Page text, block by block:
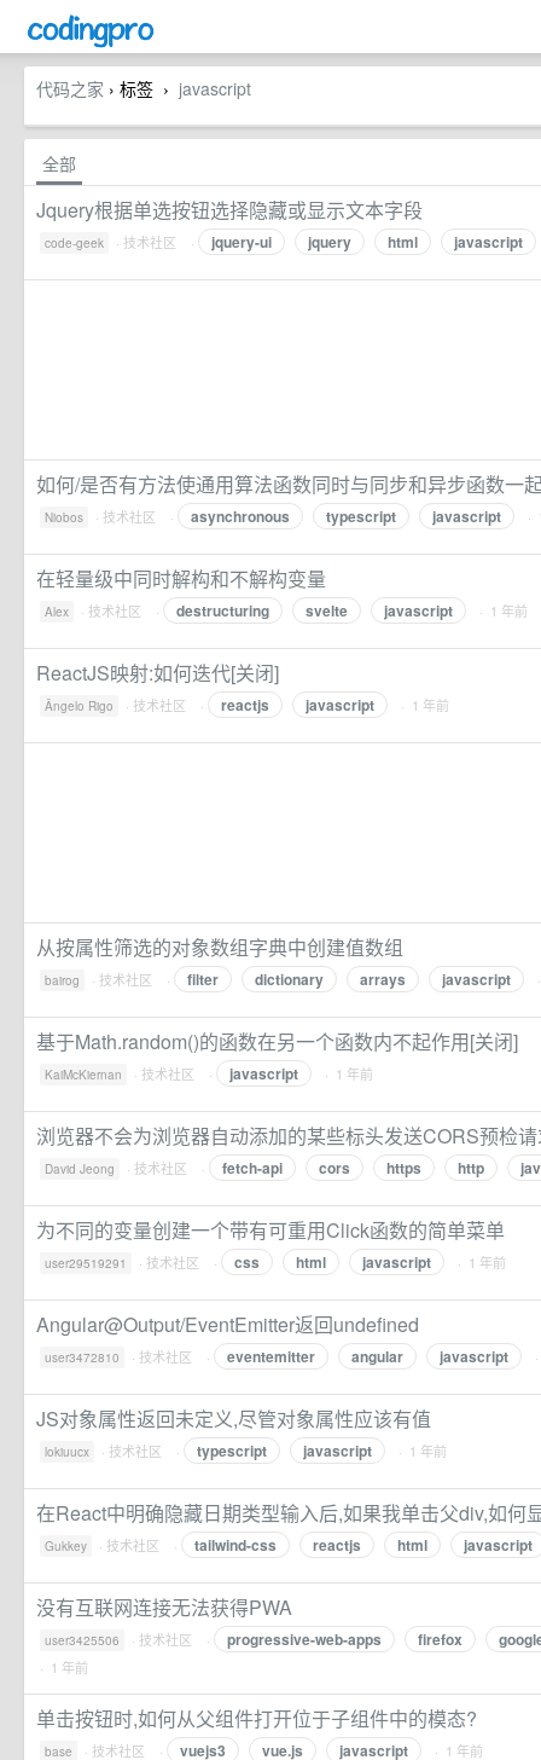
代码之家 › 标签 › javascript
全部
Jquery根据单选按钮选择隐藏或显示文本字段
code-geek · 技术社区 · jquery-ui jquery html javascript
如何/是否有方法使通用算法函数同时与同步和异步函数一
Niobos · 技术社区 · asynchronous typescript javascript ·
在轻量级中同时解构和不解构变量
Alex · 技术社区 · destructuring svelte javascript · 1 年前
ReactJS映射:如何迭代[关闭]
Ângelo Rigo · 技术社区 · reactjs javascript · 1 年前
从按属性筛选的对象数组字典中创建值数组
bairog · 技术社区 · filter dictionary arrays javascript
基于Math.random()的函数在另一个函数内不起作用[关闭]
KaiMcKiernan · 技术社区 · javascript · 1 年前
浏览器不会为浏览器自动添加的某些标头发送CORS预检
David Jeong · 技术社区 · fetch-api cors https http
为不同的变量创建一个带有可重用Click函数的简单菜单
user29519291 · 技术社区 · css html javascript · 1 年前
Angular@Output/EventEmitter返回undefined
user3472810 · 技术社区 · eventemitter angular javascript
JS对象属性返回未定义,尽管对象属性应该有值
lokiuucx · 技术社区 · typescript javascript · 1 年前
在React中明确隐藏日期类型输入后,如果我单击父div,如何
Gukkey · 技术社区 · tailwind-css reactjs html javascript
没有互联网连接无法获得PWA
user3425506 · 技术社区 · progressive-web-apps firefox
· 1 年前
单击按钮时,如何从父组件打开位于子组件中的模态?
base · 技术社区 · vuejs3 vue.js javascript · 1 年前